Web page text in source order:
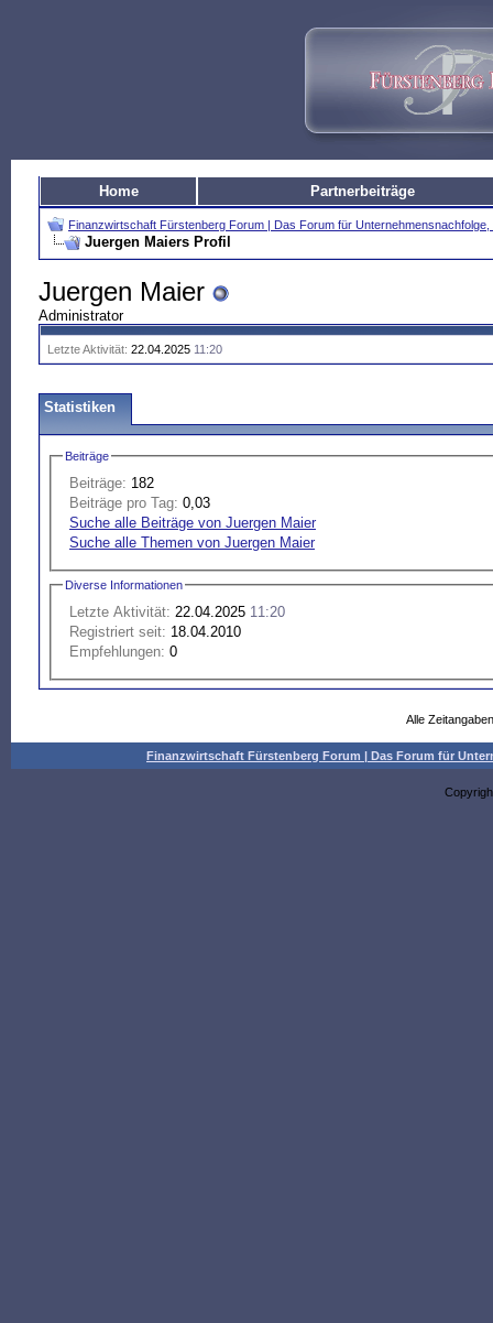
Home Partnerbeiträge
Finanzwirtschaft Fürstenberg Forum | Das Forum für
Juergen Maiers Profil
Juergen Maier
Administrator
Letzte Aktivität: 22.04.2025 11:20
Statistiken
Beiträge
Beiträge: 182
Beiträge pro Tag: 0,03
Suche alle Beiträge von Juergen Maier
Suche alle Themen von Juergen Maier
Diverse Informationen
Letzte Aktivität: 22.04.2025 11:20
Registriert seit: 18.04.2010
Empfehlungen: 0
Alle
Finanzwirtschaft Fürstenberg Forum | Das Forum für